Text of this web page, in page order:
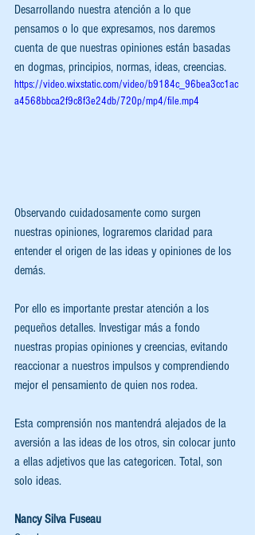
Desarrollando nuestra atención a lo que
pensamos o lo que expresamos, nos daremos
cuenta de que nuestras opiniones están basadas
en dogmas, principios, normas, ideas, creencias.
https://video.wixstatic.com/video/b9184c_96bea3cc1ac
a4568bbca2f9c8f3e24db/720p/mp4/file.mp4
Observando cuidadosamente como surgen
nuestras opiniones, lograremos claridad para
entender el origen de las ideas y opiniones de los
demás.
Por ello es importante prestar atención a los
pequeños detalles. Investigar más a fondo
nuestras propias opiniones y creencias, evitando
reaccionar a nuestros impulsos y comprendiendo
mejor el pensamiento de quien nos rodea.
Esta comprensión nos mantendrá alejados de la
aversión a las ideas de los otros, sin colocar junto
a ellas adjetivos que las categoricen. Total, son
solo ideas.
Nancy Silva Fuseau